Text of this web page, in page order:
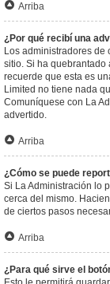
Arriba
¿Por qué recibí una
Los administradores de
sitio. Si ha
recuerde que esta es
Limited no tiene nada
Comuníquese con La
advertido.
Arriba
¿Cómo se puede
Si La Administración lo
cerca del mismo.
de ciertos pasos
Arriba
¿Para qué sirve el